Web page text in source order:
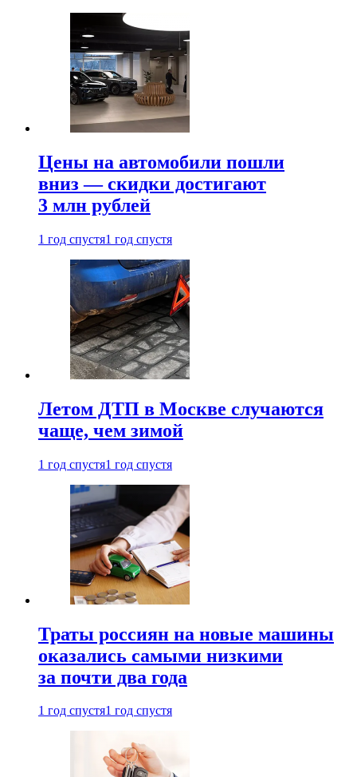
Цены на автомобили пошли
вниз — скидки достигают
3 млн рублей
1 год спустя1 год спустя
Летом ДТП в Москве случаются
чаще, чем зимой
1 год спустя1 год спустя
Траты россиян на новые машины
оказались самыми низкими
за почти два года
1 год спустя1 год спустя